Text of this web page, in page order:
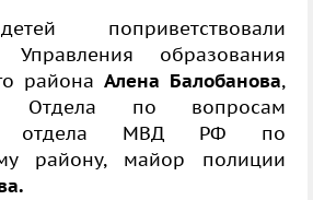
поприветствовали
Управления образования
района Алена Балобанова,
Отдела по вопросам
отдела МВД РФ по
району, майор полиции